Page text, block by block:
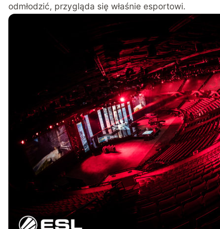
odmłodzić, przygląda się właśnie esportowi.